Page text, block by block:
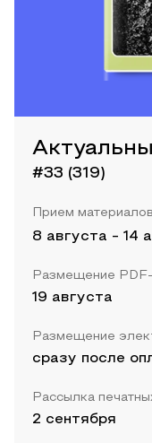
#33 (319)
Прием материалов
8 августа - 14
Размещение
19 августа
Размещение
сразу после
Рассылка
2 сентября